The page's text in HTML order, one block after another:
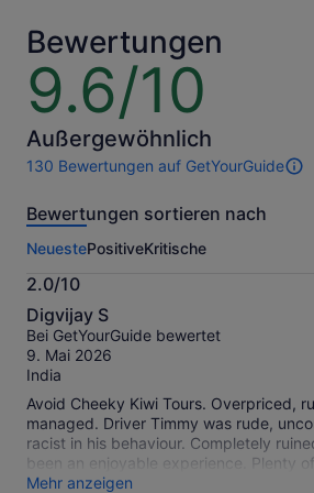
Nachdem ihr die geothermischen
erkundet habt, lehnt euch zurück und
während euer Reiseleiter euch auf der
Auckland begleitet. Nach einem
dem ihr die Magie, die Kultur und die
Nordinsel entdeckt habt, kehrt ihr
zurück.
Erw.
Bewertungen
9.6/10
9.6
von
10
Außergewöhnlich
130 Bewertungen auf GetYourGuide
130
dieser
Weitere
Informationen
zu
unseren
geprüften
Bewertungen.
Bewertungen sortieren nach
NeuestePositiveKritische
2.0/10
2.0
von
10
Digvijay S
Bei GetYourGuide bewertet
9. Mai 2026
India
Avoid Cheeky Kiwi Tours. Overpriced,
managed. Driver Timmy was rude,
racist in his behaviour. Completely
been an enjoyable experience. Plenty
operators in New Zealand - choose
Mehr anzeigen